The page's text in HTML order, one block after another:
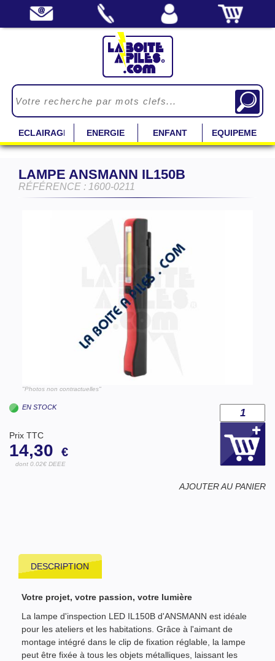
ECLAIRAGE ENERGIE ENFANT EQUIPEMENT
LAMPE ANSMANN IL150B
RÉFÉRENCE : 1600-0211
"Photos non contractuelles"
EN STOCK
Prix TTC
14,30 €
dont 0.02€ DEEE
AJOUTER AU PANIER
DESCRIPTION
Votre projet, votre passion, votre lumière
La lampe d'inspection LED IL150B d'ANSMANN est idéale
pour les ateliers et les habitations. Grâce à l'aimant de
montage intégré dans le clip de fixation réglable, la lampe
peut être fixée à tous les objets métalliques, laissant les